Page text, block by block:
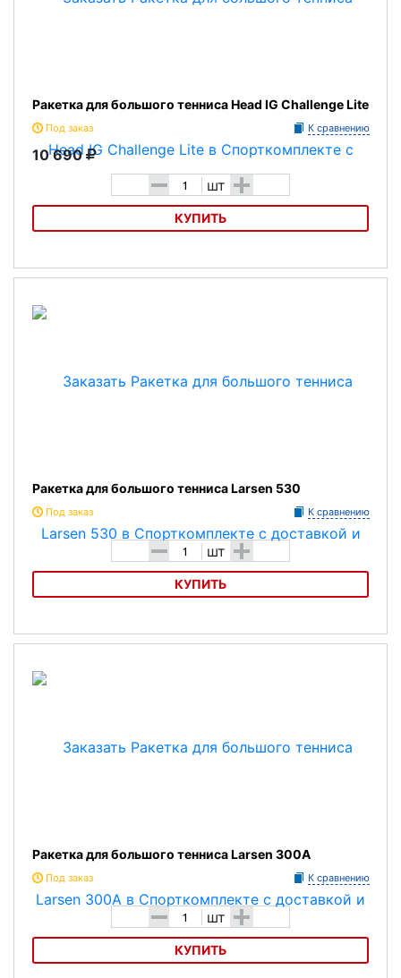
Ракетка для большого тенниса Head IG Challenge Lite
Под заказ К сравнению
10 690
- шт +
КУПИТЬ
Ракетка для большого тенниса Head IG Challenge Lite
Ракетка для большого тенниса Larsen 530
Под заказ К сравнению
- шт +
КУПИТЬ
Ракетка для большого тенниса Larsen 530
Ракетка для большого тенниса Larsen 300A
Под заказ К сравнению
- шт +
КУПИТЬ